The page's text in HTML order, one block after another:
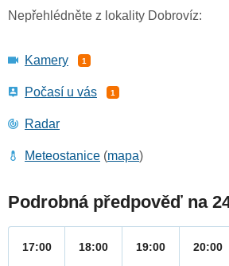
Nepřehlédněte z lokality Dobrovíz:
Kamery 1
Počasí u vás 1
Radar
Meteostanice (mapa)
Podrobná předpověď na
17:00 18:00 19:00 20:00